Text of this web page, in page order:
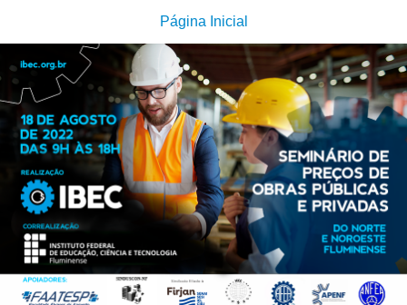
Página Inicial